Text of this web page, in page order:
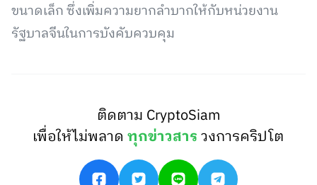
ขนาดเล็ก ซึ่งเพิ่มความยากลำบากให้กับหน่วยงาน
รัฐบาลจีนในการบังคับควบคุม
ติดตาม CryptoSiam
เพื่อให้ไม่พลาดทุกข่าวสารวงการคริปโต